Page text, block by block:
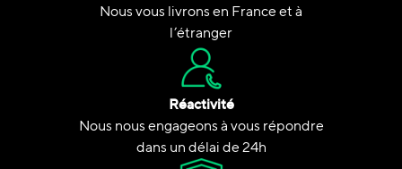
Nous vous livrons en France et à
l’étranger
Réactivité
Nous nous engageons à vous répondre
dans un délai de 24h